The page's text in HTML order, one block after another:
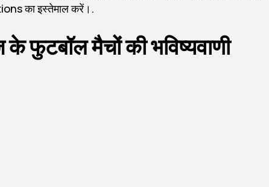
का इस्तेमाल करें।.
के फुटबॉल मैचों की भविष्यवाणी